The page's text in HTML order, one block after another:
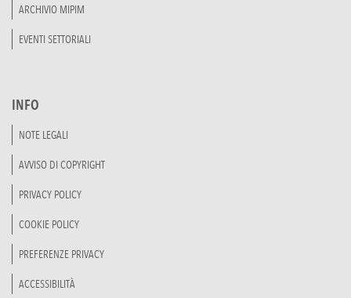
ARCHIVIO MIPIM
EVENTI SETTORIALI
INFO
NOTE LEGALI
AVVISO DI COPYRIGHT
PRIVACY POLICY
COOKIE POLICY
PREFERENZE PRIVACY
ACCESSIBILITÀ